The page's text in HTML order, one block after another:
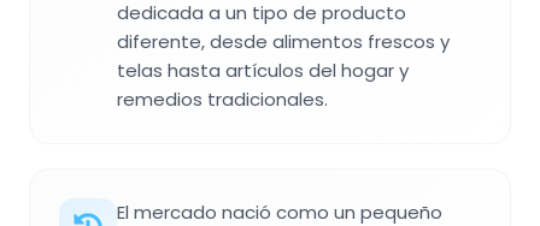
dedicada a un tipo de producto
diferente, desde alimentos frescos y
telas hasta artículos del hogar y
remedios tradicionales.
El mercado nació como un pequeño